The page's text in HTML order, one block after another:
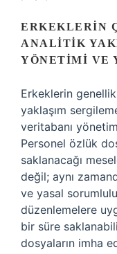
ERKEKLERIN
ANALITIK
YÖNETIMI VE
Erkeklerin
yaklaşım
veritabanı
Personel özlük
saklanacağı
değil; aynı
ve yasal
düzenlemelere
bir süre
dosyaların imha